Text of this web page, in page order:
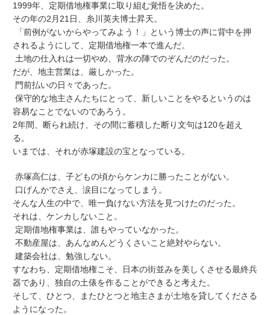
1999年、定期借地権事業に取り組む覚悟を決めた。
その年の2月21日、糸川英夫博士昇天。
「前例がないからやってみよう！」という博士の声に背中を押
されるようにして、定期借地権一本で進んだ。
土地の仕入れは一切やめ、背水の陣でのぞんだのだった。
だが、地主営業は、厳しかった。
門前払いの日々であった。
保守的な地主さんたちにとって、新しいことをやるというのは
容易なことでないのであろう。
2年間、断られ続け、その間に蓄積した断り文句は120を超え
る。
いまでは、それが赤塚建設の宝となっている。
赤塚高仁は、子どもの頃からケンカに勝ったことがない。
口げんかでさえ、涙目になってしまう。
そんな人生の中で、唯一負けない方法を見つけたのだった。
それは、ケンカしないこと。
定期借地権事業は、誰もやっていなかった。
不動産屋は、あんなめんどうくさいこと絶対やらない。
建築会社は、勉強しない。
すなわち、定期借地権こそ、日本の街並みを美しくさせる最終兵
器であり、独自の土俵を作ることができると考えた。
そして、ひとつ、またひとつと地主さまが土地を貸してくださる
ようになった。